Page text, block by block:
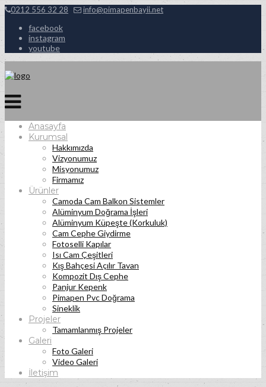
0212 556 32 28 info@pimapenbayii.net
facebook
instagram
youtube
Anasayfa
Kurumsal
Hakkımızda
Vizyonumuz
Misyonumuz
Firmamız
Ürünler
Camoda Cam Balkon Sistemler
Alüminyum Doğrama İşleri
Alüminyum Küpeşte (Korkuluk)
Cam Cephe Giydirme
Fotoselli Kapılar
Isı Cam Çeşitleri
Kış Bahçesi Açılır Tavan
Kompozit Dış Cephe
Panjur Kepenk
Pimapen Pvc Doğrama
Sineklik
Projeler
Tamamlanmış Projeler
Galeri
Foto Galeri
Video Galeri
İletişim